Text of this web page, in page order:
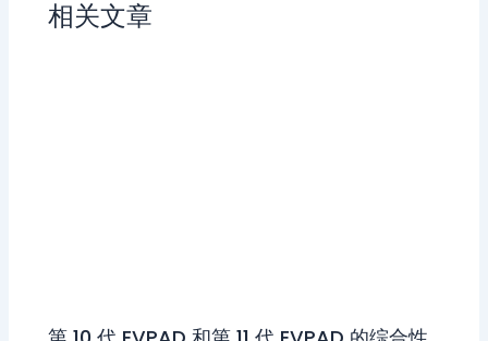
相关文章